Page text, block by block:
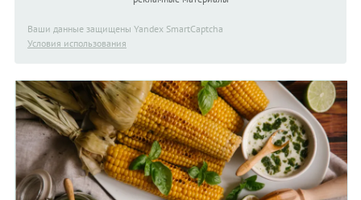
Ваши данные защищены Yandex SmartCaptcha
Условия использования